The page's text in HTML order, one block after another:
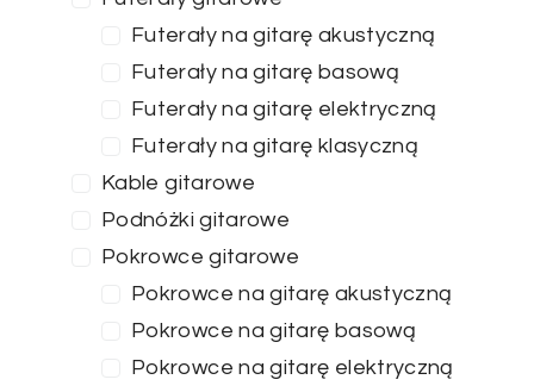
Futerały na gitarę akustyczną
Futerały na gitarę basową
Futerały na gitarę elektryczną
Futerały na gitarę klasyczną
Kable gitarowe
Podnóżki gitarowe
Pokrowce gitarowe
Pokrowce na gitarę akustyczną
Pokrowce na gitarę basową
Pokrowce na gitarę elektryczną